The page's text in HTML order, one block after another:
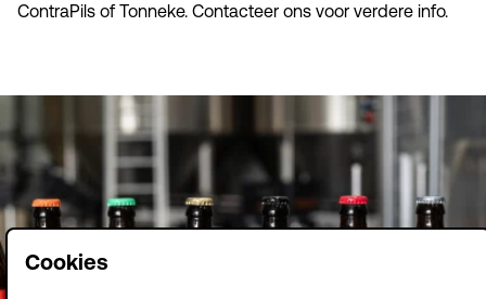
ContraPils ofTonneke. Contacteer ons voor verdere info.
Cookies